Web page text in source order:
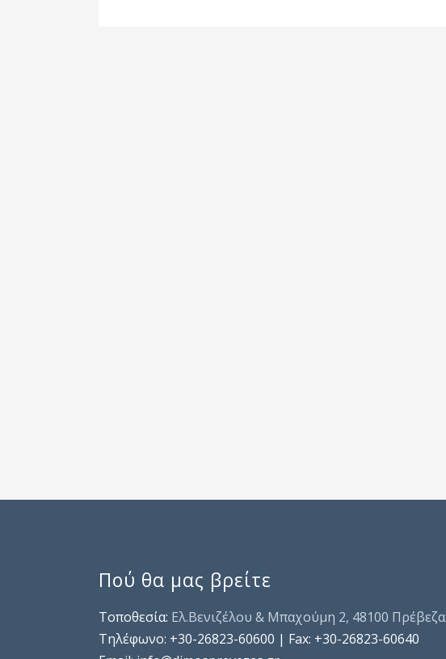
Πού θα μας βρείτε
Τοποθεσία: Ελ.Βενιζέλου & Μπαχούμη 2, 48100 Πρέβεζα
Τηλέφωνo: +30-26823-60600 | Fax: +30-26823-60640